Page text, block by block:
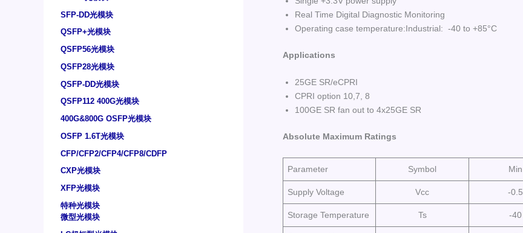
SFP-DD光模块
QSFP+光模块
QSFP56光模块
QSFP28光模块
QSFP-DD光模块
QSFP112 400G光模块
400G&800G OSFP光模块
OSFP 1.6T光模块
CFP/CFP2/CFP4/CFP8/CDFP
CXP光模块
XFP光模块
特种光模块
微型光模块
Real Time Digital Diagnostic Monitoring
Operating case temperature:Industrial: -40 to +85°C
Applications
25GE SR/eCPRI
CPRI option 10,7, 8
100GE SR fan out to 4x25GE SR
Absolute Maximum Ratings
Parameter Symbol Min
Supply Voltage Vcc -0.5
Storage Temperature Ts -40